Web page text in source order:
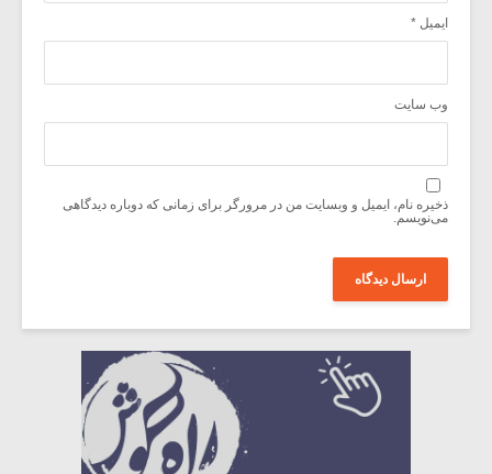
ایمیل *
وب‌ سایت
ذخیره نام، ایمیل و وبسایت من در مرورگر برای زمانی که دوباره دیدگاهی
می‌نویسم.